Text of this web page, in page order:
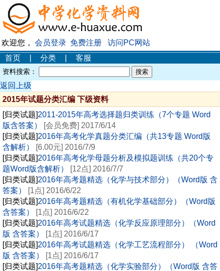
欢迎您， 会员登录 免费注册
访问PC网站
首页
分类 客服
资料搜索：
返回上级
2015年试题分类汇编 下级资料
[归类试题]2011-2015年高考选择题归类训练（7个专题 Word
版含答案）
[会员免费] 2017/6/14
[归类试题]2016年高考化学真题分类汇编（共13专题 Word版
含解析）
[6.00元] 2016/7/9
[归类试题]2016年高考化学母题分析及模拟题训练（共20个专
题Word版含解析）
[12点] 2016/7/7
[归类试题]2016年高考题精选（化学与技术部分）（Word版 含
答案）
[1点] 2016/6/22
[归类试题]2016年高考题精选（有机化学基础部分）（Word版
含答案）
[1点] 2016/6/22
[归类试题]2016年高考试题精选（化学反应原理部分）（Word
版 含答案）
[1点] 2016/6/17
[归类试题]2016年高考试题精选（化学工艺流程部分） （Word
版 含答案）
[1点] 2016/6/17
[归类试题]2016年高考题精选（化学实验部分）（Word版 含答